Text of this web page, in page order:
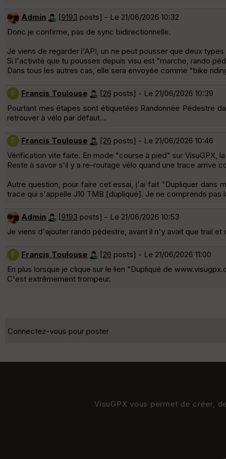
Admin [9193 posts] - Le 21/06/2026 10:32
Donc je confirme, pas de sync bidirectionnelle.
Je viens de regarder l'API, un ne peut pousser que deux
Si l'activité que tu pousses depuis visu est "marche, rando
Dans tous les autres cas, elle sera envoyée comme "bike
F Francis Toulouse [26 posts] - Le 21/06/2026 10:39
Pourtant mes étapes sont étiquetées Randonnée Pédestre
retrouver à vélo par défaut...
F Francis Toulouse [26 posts] - Le 21/06/2026 10:46
Vérification vite faite. En mode "course à pied" sur VisuGPX,
Reste à savoir s'il y a re-routage vélo quand une trace arrive
Autre question, pour faire cet essai, j'ai fait "Dupliquer dans
trace qui s'appelle J10 TMB [dupliqué]. Je ne comprends pas
Admin [9193 posts] - Le 21/06/2026 10:53
Je viens d'ajouter rando pédestre, avant il n'y avait que trail et
F Francis Toulouse [26 posts] - Le 21/06/2026 11:00
En plus lorsque je clique sur le lien "Dupliqué de
C'est extrêmement trompeur.
Connectez-vous pour poster
VisuGPX vous permet de créer,